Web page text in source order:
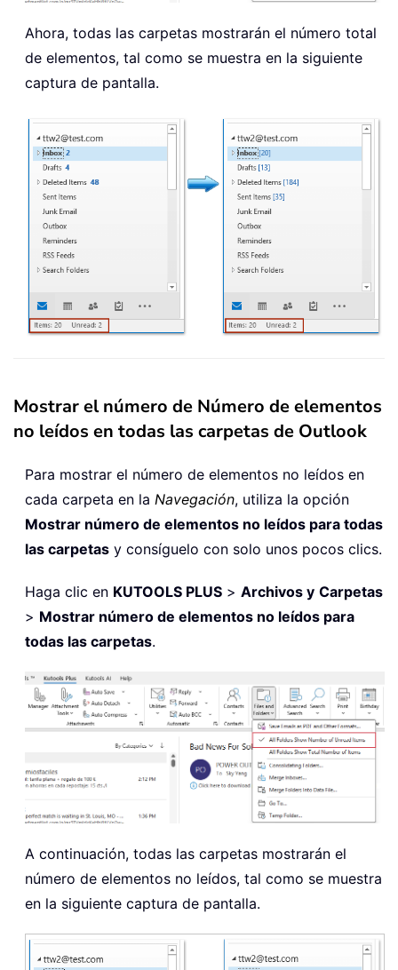
Ahora, todas las carpetas mostrarán el número total
de elementos, tal como se muestra en la siguiente
captura de pantalla.
Mostrar el número de Número de elementos
no leídos en todas las carpetas de Outlook
Para mostrar el número de elementos no leídos en
cada carpeta en la Navegación, utiliza la opción
Mostrar número de elementos no leídos para todas
las carpetas y consíguelo con solo unos pocos clics.
Haga clic en KUTOOLS PLUS > Archivos y Carpetas
> Mostrar número de elementos no leídos para
todas las carpetas.
A continuación, todas las carpetas mostrarán el
número de elementos no leídos, tal como se muestra
en la siguiente captura de pantalla.